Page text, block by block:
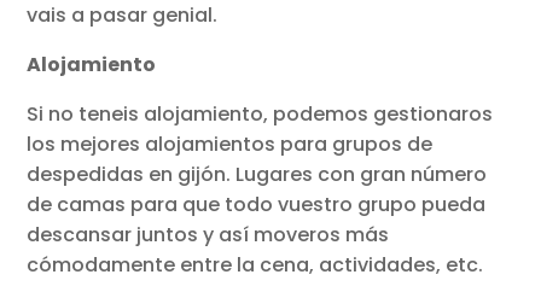
vais a pasar genial.
Alojamiento
Si no teneis alojamiento, podemos gestionaros
los mejores alojamientos para grupos de
despedidas en gijón. Lugares con gran número
de camas para que todo vuestro grupo pueda
descansar juntos y así moveros más
cómodamente entre la cena, actividades, etc.